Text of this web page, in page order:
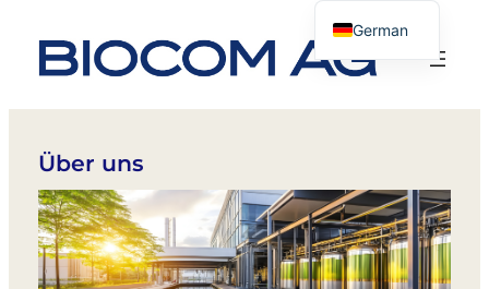
Inhalt
springen
Über uns
German
English